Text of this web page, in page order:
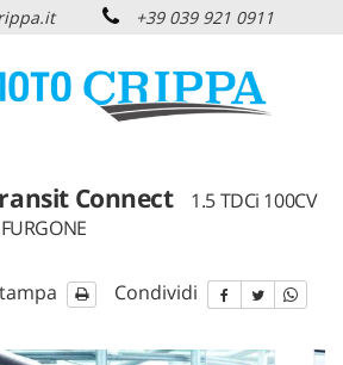
+39 039 921 0911
Connect
1.5 TDCi 100CV
Condividi